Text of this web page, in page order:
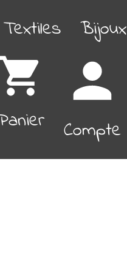
Textiles Bijoux
Compte